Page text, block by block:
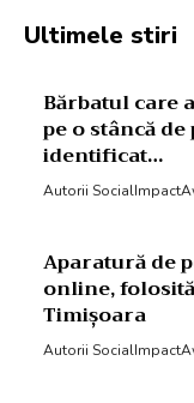
Ultimele stiri
Bărbatul care
pe o stâncă
identificat…
Autorii
Aparatură de
online,
Timișoara
Autorii